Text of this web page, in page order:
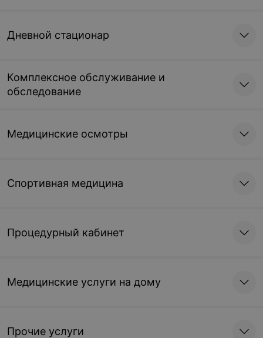
Дневной стационар
Комплексное обслуживание и
обследование
Медицинские осмотры
Спортивная медицина
Процедурный кабинет
Медицинские услуги на дому
Прочие услуги